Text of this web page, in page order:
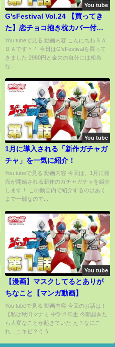
You tube
G'sFestival Vol.24 【買ってき
た】恋チョコ抱き枕カバー付録
有。
You tubeで見る 動画内容 こんにちわＳＡ
ＢＡです＾＾ 今日はG'sFestivalを買って
きました 2980円と金欠の自分には相当
な...
You tube
1月に導入される「新作ガチャガ
チャ」を一気に紹介！
You tubeで見る 動画内容 今回は、1月に発
売が開始される新作のガチャガチャを紹介
します！ この動画内で紹介するのはあく
まで一部なので...
You tube
【漫画】マスクしてるとありが
ちなこと【マンガ動画】
You tubeで見る 動画内容 今回のお話は！
【私は秋田マナミ 中学２年生 今朝起きた
ら大変なことが起きていた え？なにこ
れ…ニキビ？うう...